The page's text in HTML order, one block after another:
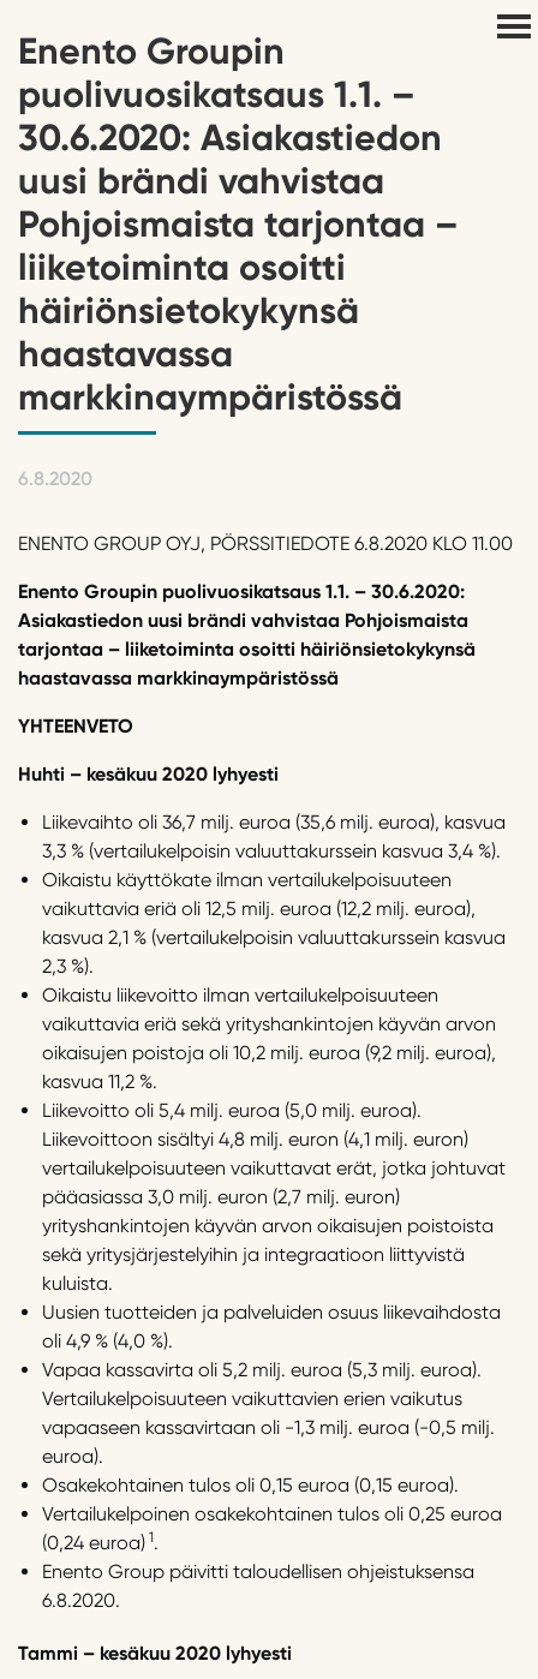
Enento Groupin
puolivuosikatsaus 1.1. –
30.6.2020: Asiakastiedon
uusi brändi vahvistaa
Pohjoismaista tarjontaa –
liiketoiminta osoitti
häiriönsietokykynsä
haastavassa
markkinaympäristössä
6.8.2020
ENENTO GROUP OYJ, PÖRSSITIEDOTE 6.8.2020 KLO 11.00
Enento Groupin puolivuosikatsaus 1.1. – 30.6.2020:
Asiakastiedon uusi brändi vahvistaa Pohjoismaista
tarjontaa – liiketoiminta osoitti häiriönsietokykynsä
haastavassa markkinaympäristössä
YHTEENVETO
Huhti – kesäkuu 2020 lyhyesti
Liikevaihto oli 36,7 milj. euroa (35,6 milj. euroa), kasvua
3,3 % (vertailukelpoisin valuuttakurssein kasvua 3,4 %).
Oikaistu käyttökate ilman vertailukelpoisuuteen
vaikuttavia eriä oli 12,5 milj. euroa (12,2 milj. euroa),
kasvua 2,1 % (vertailukelpoisin valuuttakurssein kasvua
2,3 %).
Oikaistu liikevoitto ilman vertailukelpoisuuteen
vaikuttavia eriä sekä yrityshankintojen käyvän arvon
oikaisujen poistoja oli 10,2 milj. euroa (9,2 milj. euroa),
kasvua 11,2 %.
Liikevoitto oli 5,4 milj. euroa (5,0 milj. euroa).
Liikevoittoon sisältyi 4,8 milj. euron (4,1 milj. euron)
vertailukelpoisuuteen vaikuttavat erät, jotka johtuvat
pääasiassa 3,0 milj. euron (2,7 milj. euron)
yrityshankintojen käyvän arvon oikaisujen poistoista
sekä yritysjärjestelyihin ja integraatioon liittyvistä
kuluista.
Uusien tuotteiden ja palveluiden osuus liikevaihdosta
oli 4,9 % (4,0 %).
Vapaa kassavirta oli 5,2 milj. euroa (5,3 milj. euroa).
Vertailukelpoisuuteen vaikuttavien erien vaikutus
vapaaseen kassavirtaan oli -1,3 milj. euroa (-0,5 milj.
euroa).
Osakekohtainen tulos oli 0,15 euroa (0,15 euroa).
Vertailukelpoinen osakekohtainen tulos oli 0,25 euroa
(0,24 euroa) 1.
Enento Group päivitti taloudellisen ohjeistuksensa
6.8.2020.
Tammi – kesäkuu 2020 lyhyesti